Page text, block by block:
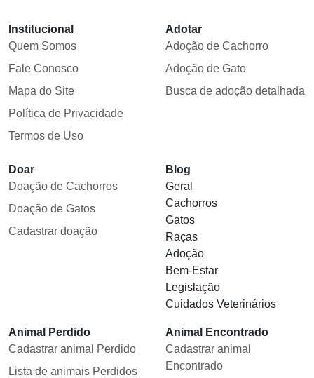
Institucional
Quem Somos
Fale Conosco
Mapa do Site
Política de Privacidade
Termos de Uso
Adotar
Adoção de Cachorro
Adoção de Gato
Busca de adoção detalhada
Doar
Doação de Cachorros
Doação de Gatos
Cadastrar doação
Blog
Geral
Cachorros
Gatos
Raças
Adoção
Bem-Estar
Legislação
Cuidados Veterinários
Animal Perdido
Cadastrar animal Perdido
Lista de animais Perdidos
Animal Encontrado
Cadastrar animal
Encontrado